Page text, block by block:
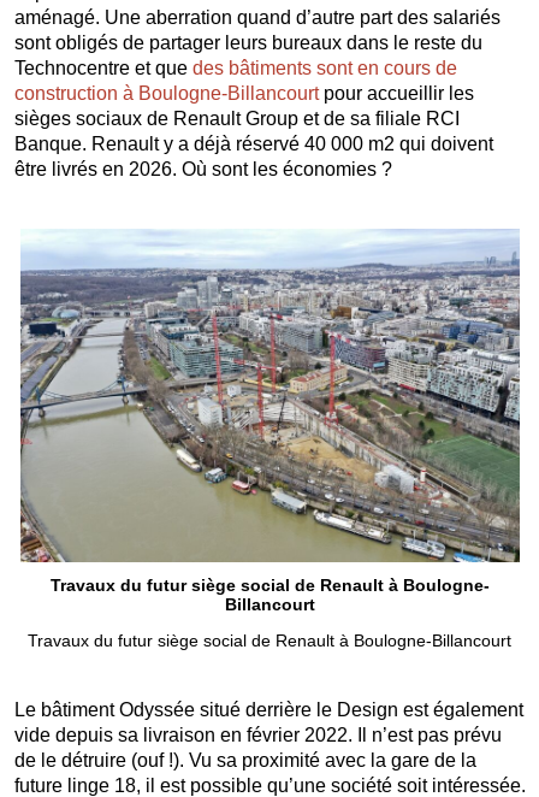
aménagé. Une aberration quand d’autre part des salariés
sont obligés de partager leurs bureaux dans le reste du
Technocentre et que des bâtiments sont en cours de
construction à Boulogne-Billancourtpour accueillir les
sièges sociaux de Renault Group et de sa filiale RCI
Banque. Renault y a déjà réservé 40 000 m2 qui doivent
être livrés en 2026. Où sont les économies ?
Travaux du futur siège social de Renault à Boulogne-
Billancourt
Travaux du futur siège social de Renault à Boulogne-Billancourt
Le bâtiment Odyssée situé derrière le Design est également
vide depuis sa livraison en février 2022. Il n’est pas prévu
de le détruire (ouf !). Vu sa proximité avec la gare de la
future linge 18, il est possible qu’une société soit intéressée.